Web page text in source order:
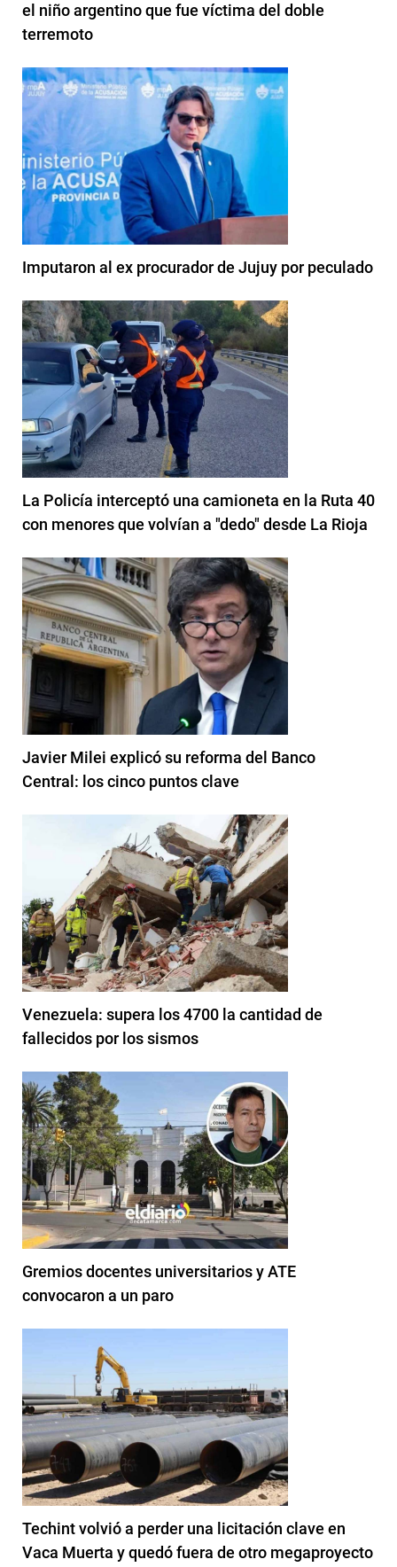
el niño argentino que fue víctima del doble
terremoto
Imputaron al ex procurador de Jujuy por peculado
La Policía interceptó una camioneta en la Ruta 40
con menores que volvían a "dedo" desde La Rioja
Javier Milei explicó su reforma del Banco
Central: los cinco puntos clave
Venezuela: supera los 4700 la cantidad de
fallecidos por los sismos
Gremios docentes universitarios y ATE
convocaron a un paro
Techint volvió a perder una licitación clave en
Vaca Muerta y quedó fuera de otro megaproyecto